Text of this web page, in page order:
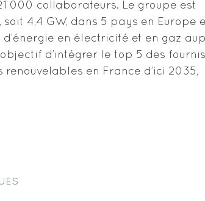
000 collaborateurs. Le groupe est
4,4 GW, dans 5 pays en Europe
en électricité et en gaz
d’intégrer le top 5 des
en France d’ici 2035,